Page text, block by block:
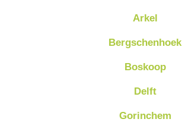
Arkel
Bergschenhoek
Boskoop
Delft
Gorinchem